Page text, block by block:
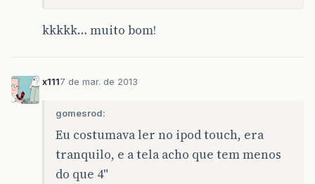
kkkkk… muito bom!
x1117 de mar. de 2013
gomesrod:
Eu costumava ler no ipod touch, era
tranquilo, e a tela acho que tem menos
do que 4"